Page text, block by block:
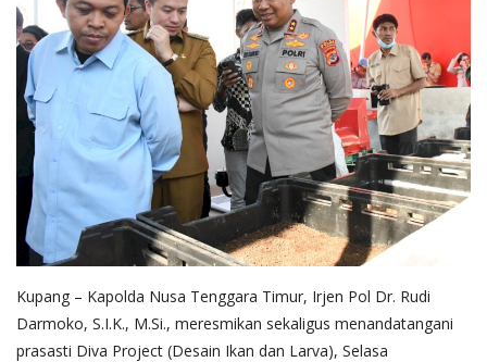
Kupang – Kapolda Nusa Tenggara Timur, Irjen Pol Dr. Rudi
Darmoko, S.I.K., M.Si., meresmikan sekaligus menandatangani
prasasti Diva Project (Desain Ikan dan Larva), Selasa